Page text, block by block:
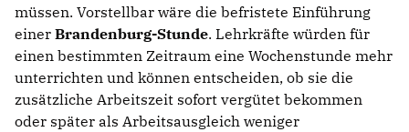
müssen. Vorstellbar wäre die befristete Einführung
einer Brandenburg-Stunde. Lehrkräfte würden für
einen bestimmten Zeitraum eine Wochenstunde mehr
unterrichten und können entscheiden, ob sie die
zusätzliche Arbeitszeit sofort vergütet bekommen
oder später als Arbeitsausgleich weniger